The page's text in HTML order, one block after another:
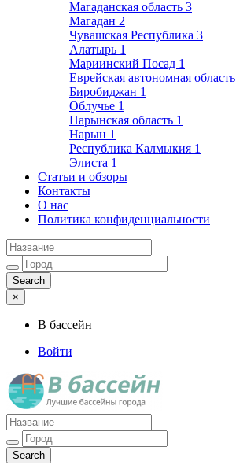
Магаданская область 3
Магадан 2
Чувашская Республика 3
Алатырь 1
Мариинский Посад 1
Еврейская автономная область
Биробиджан 1
Облучье 1
Нарынская область 1
Нарын 1
Республика Калмыкия 1
Элиста 1
Статьи и обзоры
Контакты
О нас
Политика конфиденциальности
×
В бассейн
Войти
Лучшие бассейны города